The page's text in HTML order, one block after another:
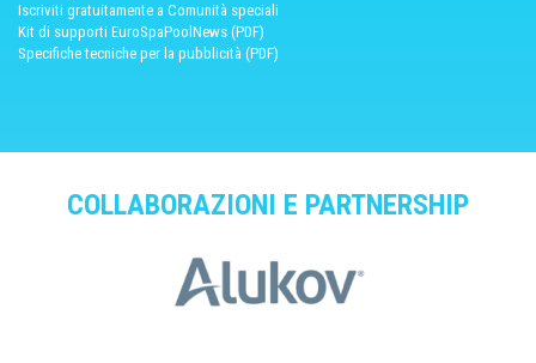
Iscriviti gratuitamente a Comunità speciali
Kit di supporti EuroSpaPoolNews (PDF)
Specifiche tecniche per la pubblicità (PDF)
COLLABORAZIONI E PARTNERSHIP